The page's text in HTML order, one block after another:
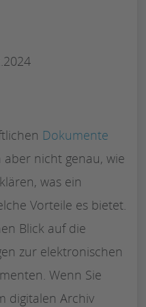
Dokumente
aber nicht genau, wie
was ein
Vorteile es bietet.
Blick auf die
zur elektronischen
Wenn Sie
digitalen Archiv